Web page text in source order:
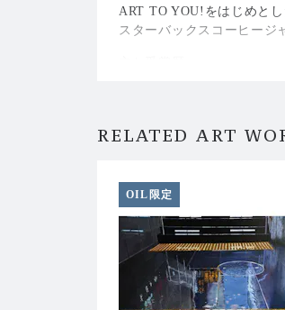
ART TO YOU!をはじめと
スターバックスコーヒージ
2019年 スターバックスコ
2023年 第42回 日本現代美
RELATED ART
OIL限定